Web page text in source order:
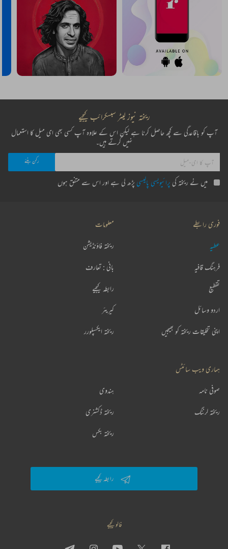
ریختہ نیوز لیٹر سبسکرائب کیجیے
آپ کو باقاعدگی سے کچھ حاصل کرنا ہے لیکن اس کے علاوہ آپ کسی بھی ای میل کا استعمال
نہیں کرتے ہیں۔
میں نے ریختہ کی پرائیویسی پالیسی پڑھ لی ہے اور اس سے متفق ہوں
فوری رابطے
عطیہ
فرہنگ قافیہ
تقطیع
اردو وسائل
اپنی تخلیقات ریختہ کو بھیجیں
معلومات
ریختہ فاؤنڈیشن
بانی : تعارف
رابطہ کیجیے
کیریئر
ریختہ ایکسپلورر
ہماری ویب سائٹس
ہندوی صوفی نامہ
ریختہ ڈکشنری ریختہ لرننگ
ریختہ بکس
رابطہ کیجیے
فالو کیجیے